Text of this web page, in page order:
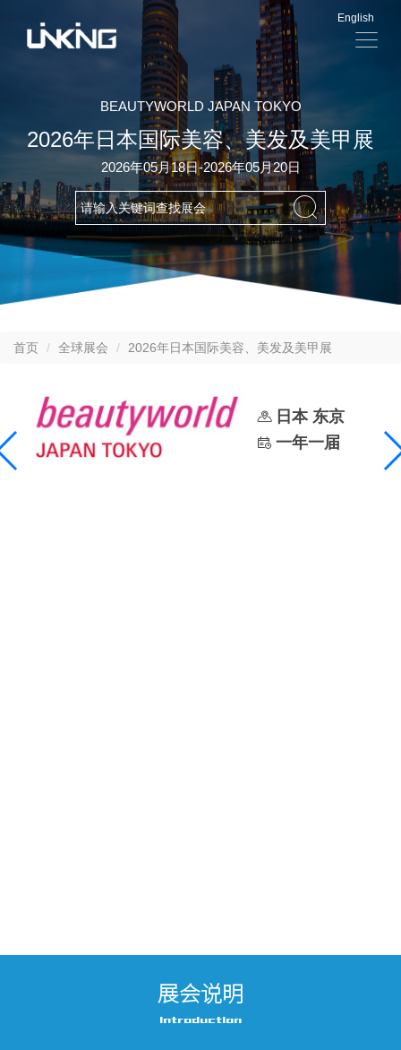
English
显
BEAUTYWORLD JAPAN TOKYO
2026年日本国际美容、美发及美甲展
2026年05月18日-2026年05月20日
首页 全球展会 2026年日本国际美容、美发及美甲展
日本 东京
一年一届
展会说明
Introduction